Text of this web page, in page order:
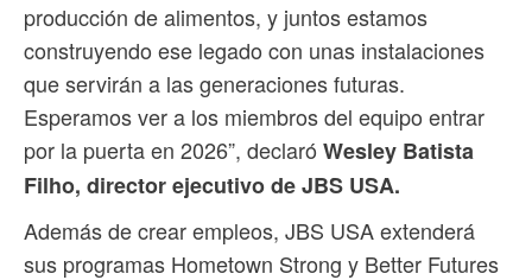
producción de alimentos, y juntos estamos
construyendo ese legado con unas instalaciones
que servirán a las generaciones futuras.
Esperamos ver a los miembros del equipo entrar
por la puerta en 2026”, declaró Wesley Batista
Filho, director ejecutivo de JBS USA.
Además de crear empleos, JBS USA extenderá
sus programas Hometown Strong y Better Futures